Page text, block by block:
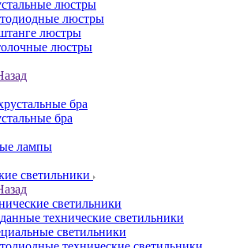
люстры
люстры
люстры
люстры
бра
бра
лампы
светильники
светильники
технические светильники
светильники